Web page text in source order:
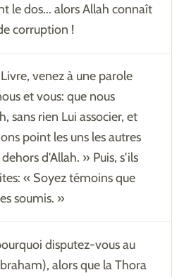
le dos... alors Allah connaît
corruption !
venez à une parole
et vous: que nous
sans rien Lui associer, et
point les uns les autres
d'Allah. » Puis, s'ils
« Soyez témoins que
soumis. »
disputez-vous au
alors que la Thora